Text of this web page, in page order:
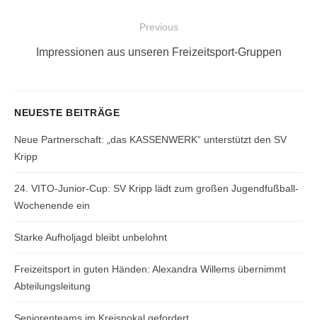
Beitragsnavigation
Previous
Previous
Impressionen aus unseren Freizeitsport-Gruppen
NEUESTE BEITRÄGE
Neue Partnerschaft: „das KASSENWERK“ unterstützt den SV
Kripp
24. VITO-Junior-Cup: SV Kripp lädt zum großen Jugendfußball-
Wochenende ein
Starke Aufholjagd bleibt unbelohnt
Freizeitsport in guten Händen: Alexandra Willems übernimmt
Abteilungsleitung